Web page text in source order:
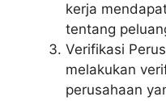
kerja
tentang
Verifikasi
melakukan
perusahaan